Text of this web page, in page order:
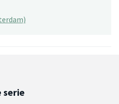
serie